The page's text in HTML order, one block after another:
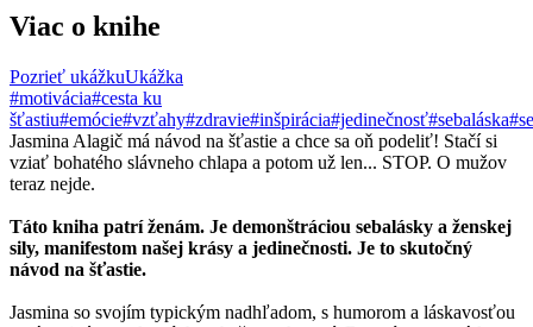
Viac o knihe
Pozrieť ukážkuUkážka
#motivácia#cesta ku
šťastiu#emócie#vzťahy#zdravie#inšpirácia#jedinečnosť#sebaláska
Jasmina Alagič má návod na šťastie a chce sa oň podeliť! Stačí si
vziať bohatého slávneho chlapa a potom už len... STOP. O mužov
teraz nejde.
Táto kniha patrí ženám. Je demonštráciou sebalásky a ženskej
sily, manifestom našej krásy a jedinečnosti. Je to skutočný
návod na šťastie.
Jasmina so svojím typickým nadhľadom, s humorom a láskavosťou